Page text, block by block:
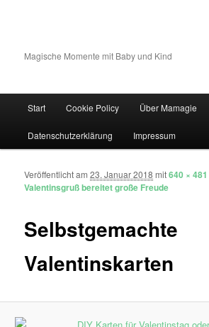
Magische Momente mit Baby und Kind
Zum Inhalt wechseln
Zum sekundären Inhalt wechseln
Start Cookie Policy Über Mamagie
Datenschutzerklärung Impressum
Bilder-Navigation
Selbstgemachte
Valentinskarten
Veröffentlicht am23. Januar 2018 mit640 × 481
Valentinsgruß bereitet große Freude